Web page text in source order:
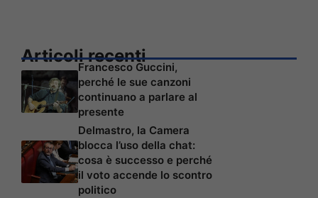
Articoli recenti
Francesco Guccini,
perché le sue canzoni
continuano a parlare al
presente
Delmastro, la Camera
blocca l’uso della chat:
cosa è successo e perché
il voto accende lo scontro
politico